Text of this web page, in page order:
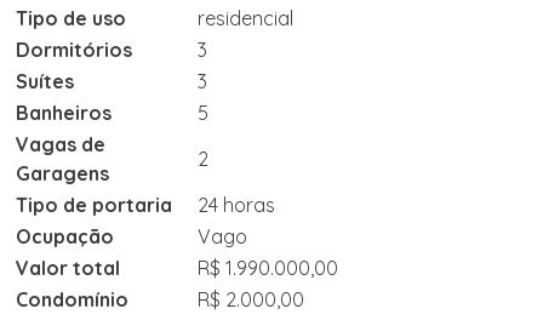
Tipo de uso
residencial
Dormitórios
3
Suítes
3
Banheiros
5
Vagas de
Garagens
2
Tipo de portaria
24 horas
Ocupação
Vago
Valor total
R$ 1.990.000,00
Condomínio
R$ 2.000,00